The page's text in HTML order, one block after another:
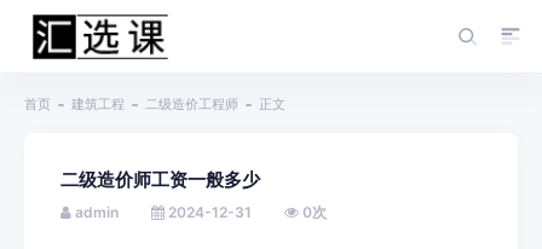
首页 建筑工程 二级造价工程师 正文
二级造价师工资一般多少
admin 2024-12-31 0次